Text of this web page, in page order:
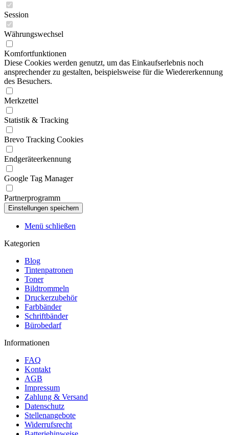
Session
Währungswechsel
Komfortfunktionen
Diese Cookies werden genutzt, um das Einkaufserlebnis noch
ansprechender zu gestalten, beispielsweise für die Wiedererkennung
des Besuchers.
Merkzettel
Statistik & Tracking
Brevo Tracking Cookies
Endgeräteerkennung
Google Tag Manager
Partnerprogramm
Menü schließen
Kategorien
Blog
Tintenpatronen
Toner
Bildtrommeln
Druckerzubehör
Farbbänder
Schriftbänder
Bürobedarf
Informationen
FAQ
Kontakt
AGB
Impressum
Zahlung & Versand
Datenschutz
Stellenangebote
Widerrufsrecht